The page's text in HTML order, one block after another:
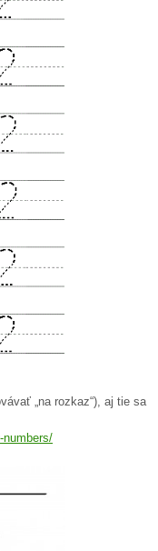
„na rozkaz“), aj tie sa
numbers/